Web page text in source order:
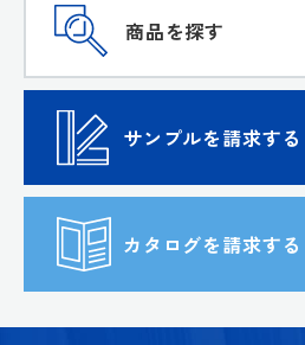
商品を探す
サンプルを請求する
カタログを請求する